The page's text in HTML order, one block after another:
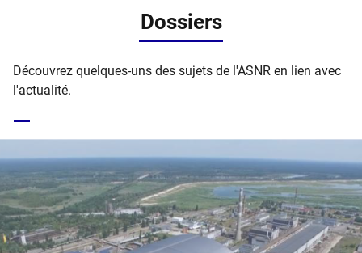
Dossiers
Découvrez quelques-uns des sujets de l'ASNR en lien avec
l'actualité.